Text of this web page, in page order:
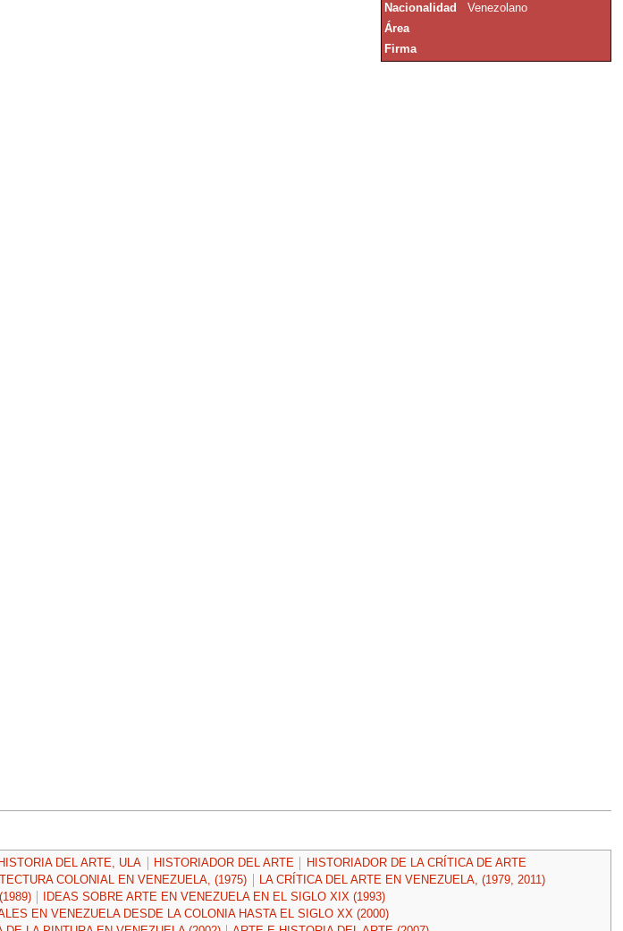
Nacionalidad
Venezolano
Área
Firma
DEL ARTE, ULA HISTORIADOR DEL ARTE
HISTORIADOR DE LA CRÍTICA DE ARTE
COLONIAL EN VENEZUELA, (1975)
LA CRÍTICA DEL ARTE EN VENEZUELA, (1979, 2011)
IDEAS SOBRE ARTE EN VENEZUELA EN EL SIGLO XIX (1993)
EN VENEZUELA DESDE LA COLONIA HASTA EL SIGLO XX (2000)